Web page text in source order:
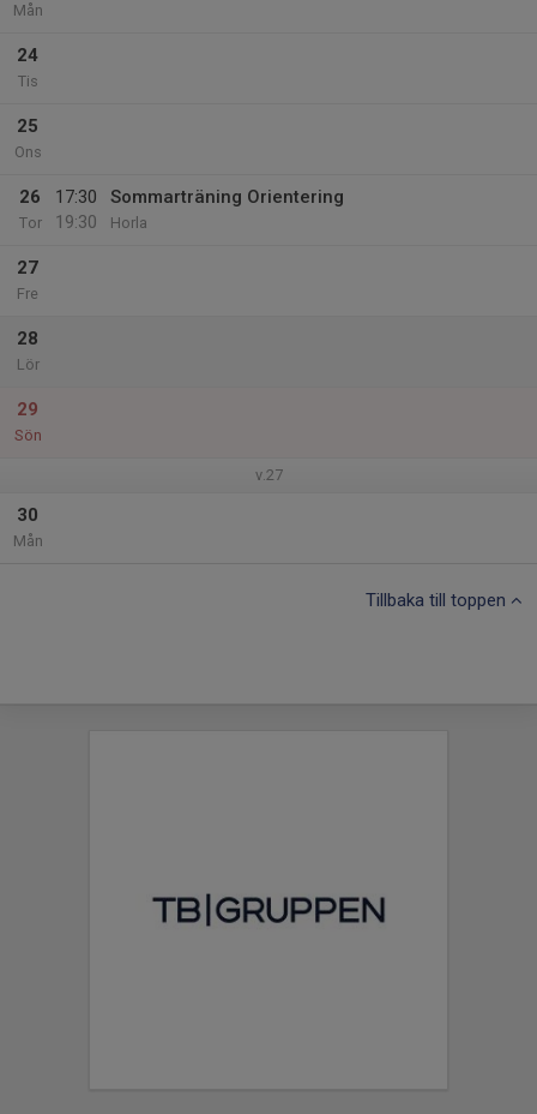
Mån
24
Tis
25
Ons
26
Tor
17:30
19:30
Sommarträning Orientering
Horla
27
Fre
28
Lör
29
Sön
v.27
30
Mån
Tillbaka till toppen